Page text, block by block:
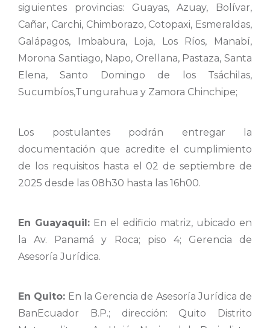
siguientes provincias: Guayas, Azuay, Bolívar,
Cañar, Carchi, Chimborazo, Cotopaxi, Esmeraldas,
Galápagos, Imbabura, Loja, Los Ríos, Manabí,
Morona Santiago, Napo, Orellana, Pastaza, Santa
Elena, Santo Domingo de los Tsáchilas,
Sucumbíos,Tungurahua y Zamora Chinchipe;
Los postulantes podrán entregar la
documentación que acredite el cumplimiento
de los requisitos hasta el 02 de septiembre de
2025 desde las 08h30 hasta las 16h00.
En Guayaquil: En el edificio matriz, ubicado en
la Av. Panamá y Roca; piso 4; Gerencia de
Asesoría Jurídica.
En Quito: En la Gerencia de Asesoría Jurídica de
BanEcuador B.P.; dirección: Quito Distrito